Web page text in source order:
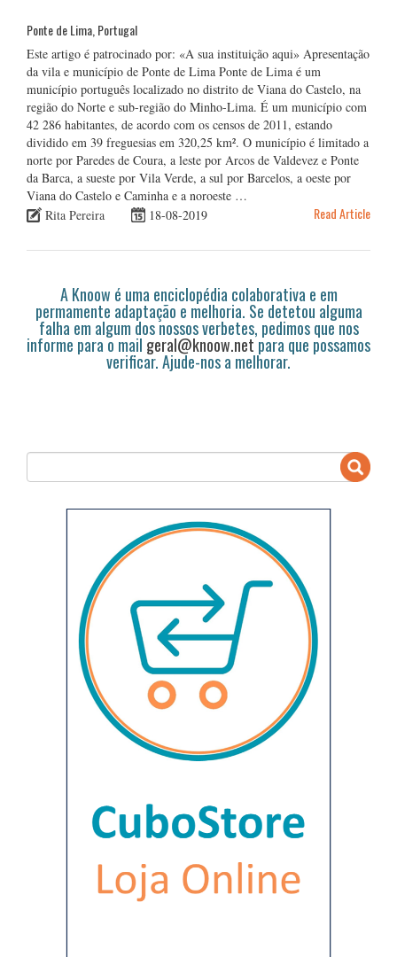
Ponte de Lima, Portugal
Este artigo é patrocinado por: «A sua instituição aqui» Apresentação
da vila e município de Ponte de Lima Ponte de Lima é um
município português localizado no distrito de Viana do Castelo, na
região do Norte e sub-região do Minho-Lima. É um município com
42 286 habitantes, de acordo com os censos de 2011, estando
dividido em 39 freguesias em 320,25 km². O município é limitado a
norte por Paredes de Coura, a leste por Arcos de Valdevez e Ponte
da Barca, a sueste por Vila Verde, a sul por Barcelos, a oeste por
Viana do Castelo e Caminha e a noroeste …
Rita Pereira
18-08-2019 Read Article
A Knoow é uma enciclopédia colaborativa e em
permamente adaptação e melhoria. Se detetou alguma
falha em algum dos nossos verbetes, pedimos que nos
informe para o mail geral@knoow.netpara que possamos
verificar. Ajude-nos a melhorar.